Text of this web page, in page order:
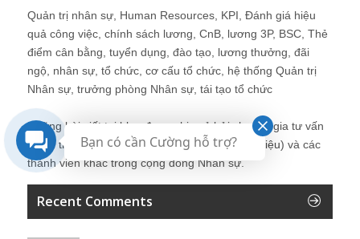
Quản trị nhân sự, Human Resources, KPI, Đánh giá hiệu
quả công việc, chính sách lương, CnB, lương 3P, BSC, Thẻ
điểm cân bằng, tuyển dụng, đào tạo, lương thưởng, đãi
ngộ, nhân sự, tổ chức, cơ cấu tổ chức, hệ thống Quản trị
Nhân sự, trưởng phòng Nhân sự, tái tạo tổ chức
Những bài viết tại blog được chia sẻ bởi chuyên gia tư vấn
Quản trị Nhân sự Nguyễn Hùng Cường (giới thiệu) và các
thành viên khác trong cộng đồng Nhân sự.
Recent Comments
Bạn có cần Cường hỗ trợ?